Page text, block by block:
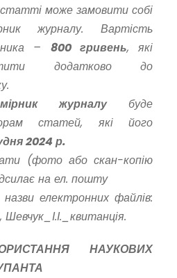
може замовити собі
журналу. Вартість
– 800 гривень, які
додатково до
журналубуде
статей, які його
2024 р.
(фото або скан-копію
на ел. пошту
електронних файлів:
НАУКОВИХ